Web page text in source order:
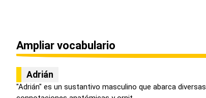
Ampliar vocabulario
Adrián
"Adrián" es un sustantivo masculino que abarca diversas